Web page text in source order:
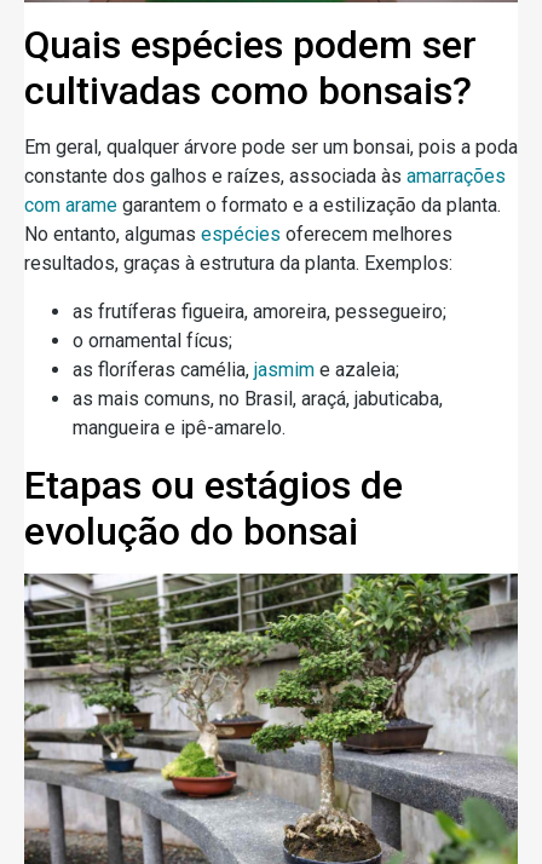
Quais espécies podem ser
cultivadas como bonsais?
Em geral, qualquer árvore pode ser um bonsai, pois a poda
constante dos galhos e raízes, associada às amarrações
com arame garantem o formato e a estilização da planta.
No entanto, algumas espécies oferecem melhores
resultados, graças à estrutura da planta. Exemplos:
as frutíferas figueira, amoreira, pessegueiro;
o ornamental fícus;
as floríferas camélia, jasmim e azaleia;
as mais comuns, no Brasil, araçá, jabuticaba,
mangueira e ipê-amarelo.
Etapas ou estágios de
evolução do bonsai